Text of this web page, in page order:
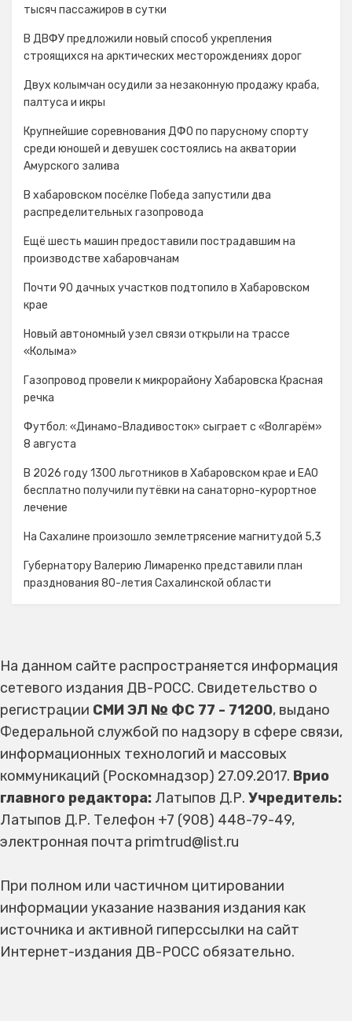
тысяч пассажиров в сутки
В ДВФУ предложили новый способ укрепления
строящихся на арктических месторождениях дорог
Двух колымчан осудили за незаконную продажу краба,
палтуса и икры
Крупнейшие соревнования ДФО по парусному спорту
среди юношей и девушек состоялись на акватории
Амурского залива
В хабаровском посёлке Победа запустили два
распределительных газопровода
Ещё шесть машин предоставили пострадавшим на
производстве хабаровчанам
Почти 90 дачных участков подтопило в Хабаровском
крае
Новый автономный узел связи открыли на трассе
«Колыма»
Газопровод провели к микрорайону Хабаровска Красная
речка
Футбол: «Динамо-Владивосток» сыграет с «Волгарём»
8 августа
В 2026 году 1300 льготников в Хабаровском крае и ЕАО
бесплатно получили путёвки на санаторно-курортное
лечение
На Сахалине произошло землетрясение магнитудой 5,3
Губернатору Валерию Лимаренко представили план
празднования 80-летия Сахалинской области
На данном сайте распространяется информация
сетевого издания ДВ-РОСС. Свидетельство о
регистрации СМИ ЭЛ № ФС 77 - 71200, выдано
Федеральной службой по надзору в сфере связи,
информационных технологий и массовых
коммуникаций (Роскомнадзор) 27.09.2017. Врио
главного редактора: Латыпов Д.Р. Учредитель:
Латыпов Д.Р. Телефон +7 (908) 448-79-49,
электронная почта primtrud@list.ru
При полном или частичном цитировании
информации указание названия издания как
источника и активной гиперссылки на сайт
Интернет-издания ДВ-РОСС обязательно.